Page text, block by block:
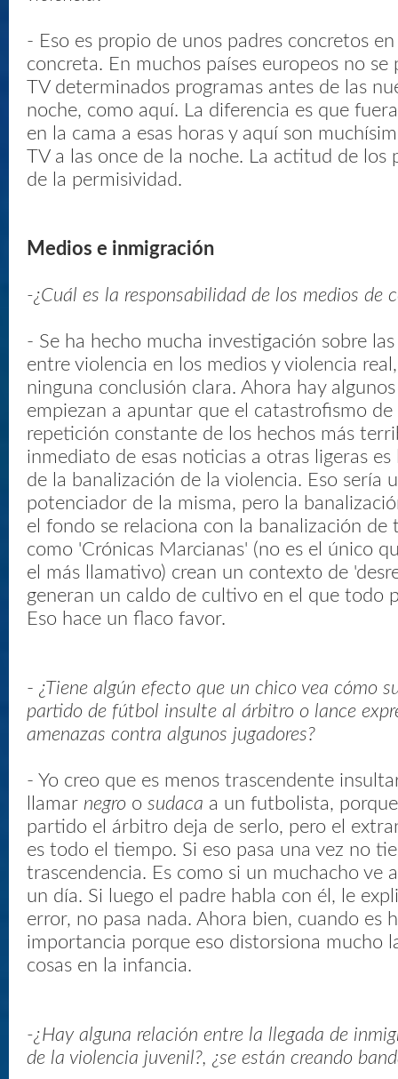
- Eso es propio de unos padres concretos
concreta. En muchos países europeos no
TV determinados programas antes de las
noche, como aquí. La diferencia es que
en la cama a esas horas y aquí son
TV a las once de la noche. La actitud de los
de la permisividad.
Medios e inmigración
-¿Cuál es la responsabilidad de los medios de
- Se ha hecho mucha investigación sobre
entre violencia en los medios y violencia
ninguna conclusión clara. Ahora hay
empiezan a apuntar que el catastrofismo de
repetición constante de los hechos más
inmediato de esas noticias a otras ligeras
de la banalización de la violencia. Eso sería
potenciador de la misma, pero la
el fondo se relaciona con la banalización de
como 'Crónicas Marcianas' (no es el único
el más llamativo) crean un contexto de
generan un caldo de cultivo en el que todo
Eso hace un flaco favor.
- ¿Tiene algún efecto que un chico vea cómo
partido de fútbol insulte al árbitro o lance
amenazas contra algunos jugadores?
- Yo creo que es menos trascendente
llamar negro o sudaca a un futbolista,
partido el árbitro deja de serlo, pero el
es todo el tiempo. Si eso pasa una vez no
trascendencia. Es como si un muchacho ve
un día. Si luego el padre habla con él, le
error, no pasa nada. Ahora bien, cuando es
importancia porque eso distorsiona mucho
cosas en la infancia.
-¿Hay alguna relación entre la llegada de
de la violencia juvenil?, ¿se están creando